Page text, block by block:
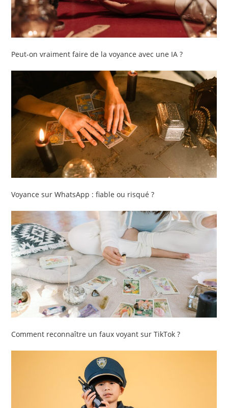
Peut-on vraiment faire de la voyance avec une IA ?
Voyance sur WhatsApp : fiable ou risqué ?
Comment reconnaître un faux voyant sur TikTok ?